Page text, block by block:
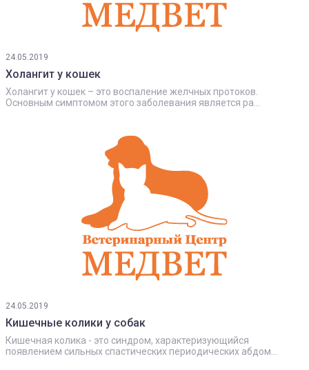
24.05.2019
Холангит у кошек
Холангит у кошек – это воспаление желчных протоков.
Основным симптомом этого заболевания является ра...
24.05.2019
Кишечные колики у собак
Кишечная колика - это синдром, характеризующийся
появлением сильных спастических периодических абдом...